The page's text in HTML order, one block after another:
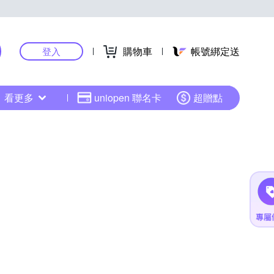
登入 購物車 帳號綁定送
看更多 uniopen 聯名卡 超贈點